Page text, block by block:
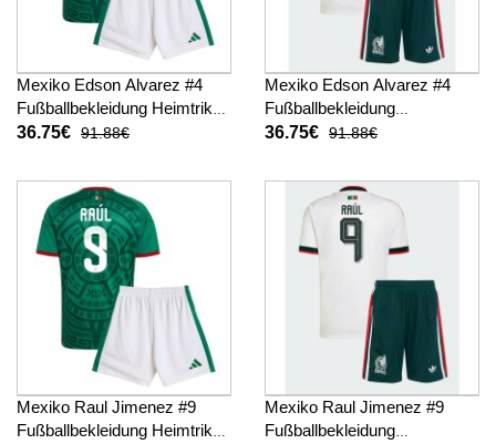
Mexiko Edson Alvarez #4
Fußballbekleidung Heimtrikot
Kinder WM 2026 Kurzarm (+
36.75€ 91.88€
Mexiko Edson Alvarez #4
Fußballbekleidung
Auswärtstrikot Kinder WM
hosen)
36.75€ 91.88€
Mexiko Raul Jimenez #9
Fußballbekleidung Heimtrikot
Mexiko Raul Jimenez #9
Fußballbekleidung